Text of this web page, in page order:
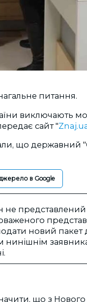
питання.
виключають
сайт "
що
в Google
представлений
новий пакет
нинішнім
що з Нового